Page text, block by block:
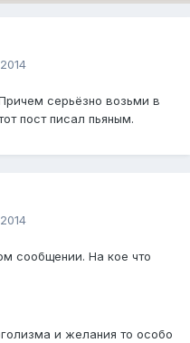
серьёзно возьми в
пост писал пьяным.
сообщении. На кое что
и желания то особо